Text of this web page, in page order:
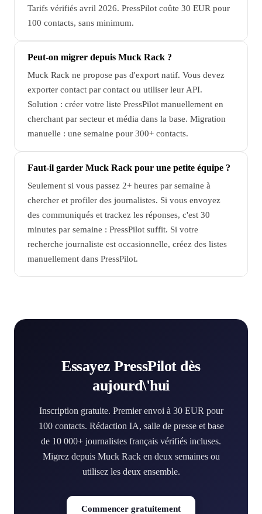
Tarifs vérifiés avril 2026. PressPilot coûte 30 EUR pour
100 contacts, sans minimum.
Peut-on migrer depuis Muck Rack ?
Muck Rack ne propose pas d'export natif. Vous devez
exporter contact par contact ou utiliser leur API.
Solution : créer votre liste PressPilot manuellement en
cherchant par secteur et média dans la base. Migration
manuelle : une semaine pour 300+ contacts.
Faut-il garder Muck Rack pour une petite équipe ?
Seulement si vous passez 2+ heures par semaine à
chercher et profiler des journalistes. Si vous envoyez
des communiqués et trackez les réponses, c'est 30
minutes par semaine : PressPilot suffit. Si votre
recherche journaliste est occasionnelle, créez des listes
manuellement dans PressPilot.
Essayez PressPilot dès
aujourd\'hui
Inscription gratuite. Premier envoi à 30 EUR pour
100 contacts. Rédaction IA, salle de presse et base
de 10 000+ journalistes français vérifiés incluses.
Migrez depuis Muck Rack en deux semaines ou
utilisez les deux ensemble.
Commencer gratuitement